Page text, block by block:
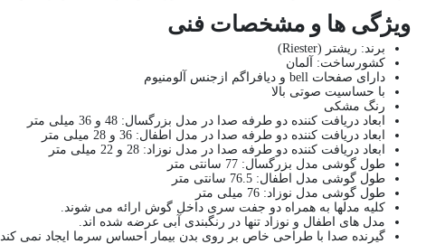
ویژگی ها و مشخصات فنی
برند: ریشتر (Riester)
کشورساخت: آلمان
دارای صفحات bell و دیافراگم ازجنس آلومنیوم
با حساسیت صوتی بالا
رنگ مشکی
ابعاد دریافت کننده دو طرفه صدا در مدل بزرگسال: 48 و 36 میلی متر
ابعاد دریافت کننده دو طرفه صدا در مدل اطفال: 36 و 28 میلی متر
ابعاد دریافت کننده دو طرفه صدا در مدل نوزاد: 28 و 22 میلی متر
طول گوشی مدل بزرگسال: 77 سانتی متر
طول گوشی مدل اطفال: 76.5 سانتی متر
طول گوشی مدل نوزاد: 76 میلی متر
کلیه مدلها به همراه دو جفت سری داخل گوش ارائه می شوند.
مدل های اطفال و نوزاد تنها در رنگبندی آبی عرضه شده اند.
گیرنده صدا با طراحی خاص بر روی بدن بیمار احساس سرما ایجاد نمی کند.